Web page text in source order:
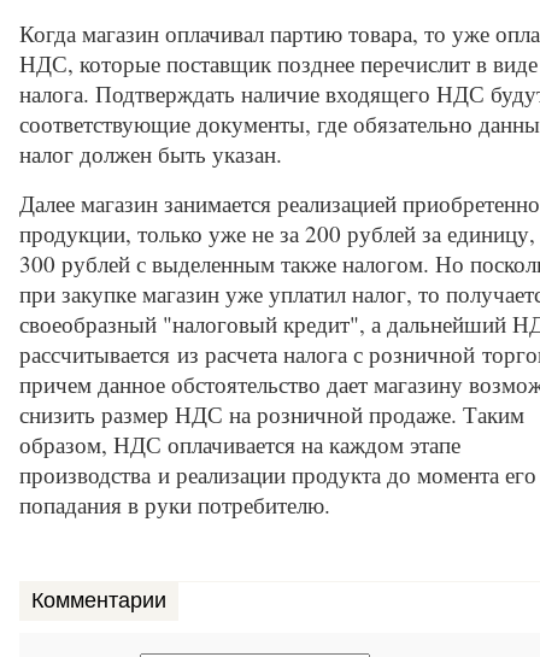
Когда магазин оплачивал партию товара, то уже
НДС, которые поставщик позднее перечислит в виде
налога. Подтверждать наличие входящего НДС
соответствующие документы, где обязательно
налог должен быть указан.
Далее магазин занимается реализацией
продукции, только уже не за 200 рублей за единицу,
300 рублей с выделенным также налогом. Но
при закупке магазин уже уплатил налог, то
своеобразный "налоговый кредит", а дальнейший
рассчитывается из расчета налога с розничной
причем данное обстоятельство дает магазину
снизить размер НДС на розничной продаже. Таким
образом, НДС оплачивается на каждом этапе
производства и реализации продукта до момента его
попадания в руки потребителю.
Комментарии